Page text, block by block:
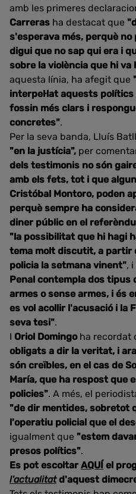
amb les primeres
Carreras ha destacat que
s'esperava més, perquè no
digui que no sap qui era i
sobre la violència que hi
aquesta línia, ha afegit que
interpel·lat aquests
fossin més clars i
concretes".
Per la seva banda, Lluís
"en la justícia", per
dels testimonis no són
amb els fets, tot i que
Cristóbal Montoro, poden
perquè sempre ha
diner públic en el
"la possibilitat que hi hagi
tema molt discutit, a partir
policia la setmana vinent",
Penal contempla dos tipus
armes o sense armes, i és
es vol acollir l'acusació i la
seva tesi".
I Oriol Domingo ha recordat
obligats a dir la veritat, i
són creïbles, en el cas de
María, que ha respost que
policies". A més, el
"de dir mentides, sobretot
l'operatiu policial que el
igualment que "estem
presos polítics".
Es pot escoltar AQUÍ el
l'actualitatd'aquest